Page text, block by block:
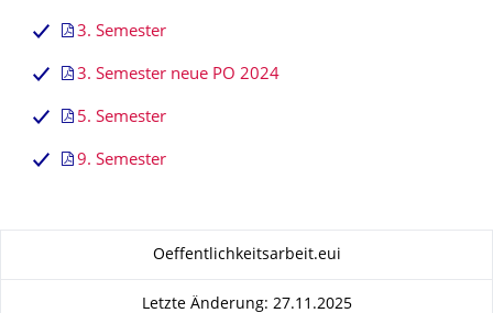
3. Semester
3. Semester neue PO 2024
5. Semester
9. Semester
Zu dieser SeiteOeffentlichkeitsarbeit.eui
Letzte Änderung: 27.11.2025